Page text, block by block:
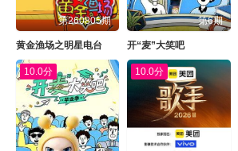
第260805期
黄金渔场之明星电台
第6期
开“麦”大笑吧
10.0分 10.0分